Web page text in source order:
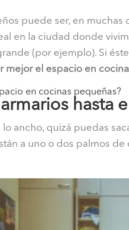
puede ser, en
en la ciudad donde
(por ejemplo). Si
mejor el espacio en
en cocinas pequeñas?
hasta
ancho, quizá puedas
a uno o dos palmos